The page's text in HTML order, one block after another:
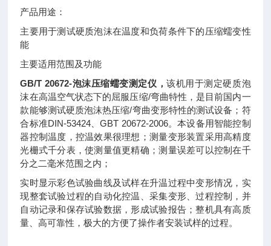
产品用途：
主要用于测试硬质泡沫在温度和负荷条件下的压缩蠕变性
能
主要适用范围及功能
GB/T 20672-泡沫压缩蠕变测定仪 ，该机用于测定硬质泡
沫在高温空气状态下的屈服压缩/弯曲特性，是目前国内一
款能够测试硬质泡沫热压缩/弯曲变形特性的测试设备；符
合标准DIN-53424、GBT 20672-2006。本设备用智能控制
器控制温度，控温效果很理想；测量变形装置采用高精度
光栅式千分表，使测量值更精确；测量误差可以控制在千
分之二毫米范围之内；
实时显示彩色试验曲线及试样在升温过程中变形情况，实
现整套试验过程的自动化控温、采集变形、过程控制，并
自动记录和保存试验数据，形成试验报告；整机具有高质
量、高可靠性，极大的方便了操作者安装试样的过程。